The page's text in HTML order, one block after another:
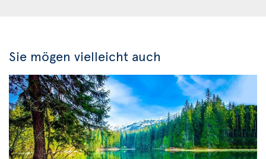
Sie mögen vielleicht auch